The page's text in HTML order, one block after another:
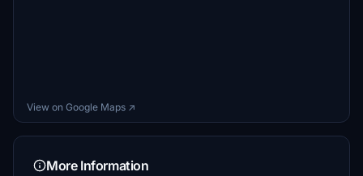
View on Google Maps ↗
More Information